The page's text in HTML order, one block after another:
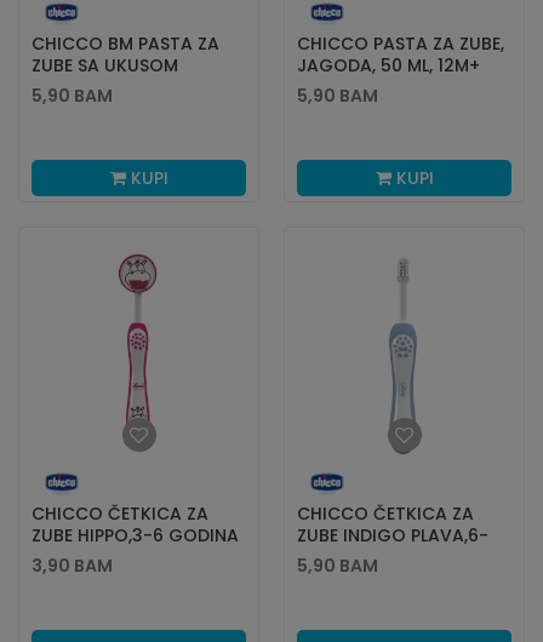
CHICCO BM PASTA ZA
ZUBE SA UKUSOM
JAGODE 50ML,
5,90 BAM
KUPI
CHICCO PASTA ZA ZUBE,
JAGODA, 50 ML, 12M+
5,90 BAM
KUPI
CHICCO ČETKICA ZA
ZUBE HIPPO,3-6 GODINA
3,90 BAM
CHICCO ČETKICA ZA
ZUBE INDIGO PLAVA,6-
36M
5,90 BAM